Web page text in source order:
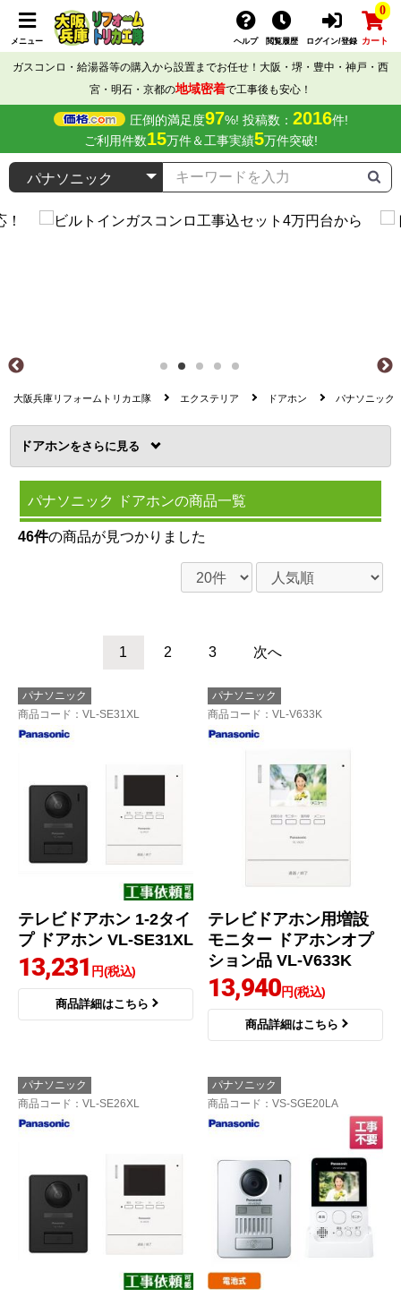
メニュー ヘルプ 閲覧履歴 ログイン/登録
0
カート
ガスコンロ・給湯器等の購入から設置までお任せ！大阪・堺・豊中・神戸・西
宮・明石・京都の地域密着で工事後も安心！
圧倒的満足度97%! 投稿数： 2016件!
ご利用件数15万件＆工事実績5万件突破!
大阪兵庫リフォームトリカエ隊 エクステリア ドアホン パナソニック
ドアホンを
パナソニック ドアホンの商品一覧
46件の商品が見つかりました
1 2 3 次へ
パナソニック
商品コード ：VL-SE31XL
テレビドアホン 1-2タイ
プ ドアホン VL-SE31XL
13,231 円(税込)
商品詳細はこちら
パナソニック
商品コード ：VL-V633K
テレビドアホン用増設
モニター ドアホンオプ
ション品 VL-V633K
13,940円(税込)
商品詳細はこちら
パナソニック
商品コード ：VL-SE26XL
パナソニック
商品コード ：VS-SGE20LA